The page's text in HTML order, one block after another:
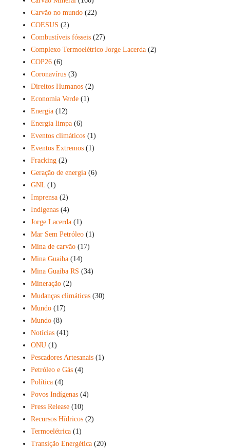
Carvão no mundo (22)
COESUS (2)
Combustíveis fósseis (27)
Complexo Termoelétrico Jorge Lacerda (2)
COP26 (6)
Coronavírus (3)
Direitos Humanos (2)
Economia Verde (1)
Energia (12)
Energia limpa (6)
Eventos climáticos (1)
Eventos Extremos (1)
Fracking (2)
Geração de energia (6)
GNL (1)
Imprensa (2)
Indígenas (4)
Jorge Lacerda (1)
Mar Sem Petróleo (1)
Mina de carvão (17)
Mina Guaiba (14)
Mina Guaíba RS (34)
Mineração (2)
Mudanças climáticas (30)
Mundo (17)
Mundo (8)
Notícias (41)
ONU (1)
Pescadores Artesanais (1)
Petróleo e Gás (4)
Política (4)
Povos Indígenas (4)
Press Release (10)
Recursos Hídricos (2)
Termoelétrica (1)
Transição Energética (20)